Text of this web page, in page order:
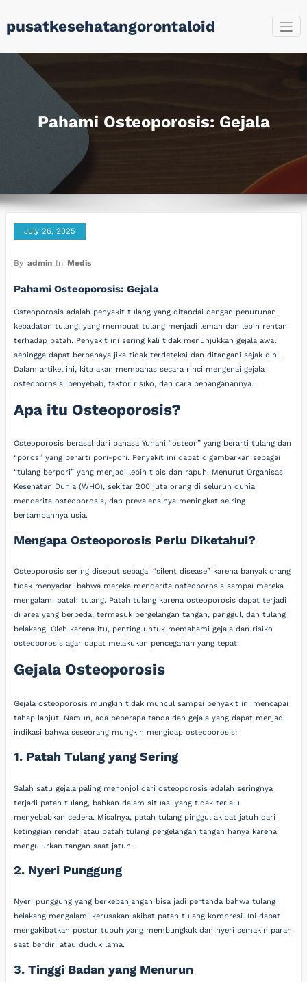
to
content
pusatkesehatangorontaloid
Pahami Osteoporosis: Gejala
July 26, 2025
By admin In Medis
Pahami Osteoporosis: Gejala
Osteoporosis adalah penyakit tulang yang ditandai dengan penurunan
kepadatan tulang, yang membuat tulang menjadi lemah dan lebih rentan
terhadap patah. Penyakit ini sering kali tidak menunjukkan gejala awal
sehingga dapat berbahaya jika tidak terdeteksi dan ditangani sejak dini.
Dalam artikel ini, kita akan membahas secara rinci mengenai gejala
osteoporosis, penyebab, faktor risiko, dan cara penanganannya.
Apa itu Osteoporosis?
Osteoporosis berasal dari bahasa Yunani “osteon” yang berarti tulang dan
“poros” yang berarti pori-pori. Penyakit ini dapat digambarkan sebagai
“tulang berpori” yang menjadi lebih tipis dan rapuh. Menurut Organisasi
Kesehatan Dunia (WHO), sekitar 200 juta orang di seluruh dunia
menderita osteoporosis, dan prevalensinya meningkat seiring
bertambahnya usia.
Mengapa Osteoporosis Perlu Diketahui?
Osteoporosis sering disebut sebagai “silent disease” karena banyak orang
tidak menyadari bahwa mereka menderita osteoporosis sampai mereka
mengalami patah tulang. Patah tulang karena osteoporosis dapat terjadi
di area yang berbeda, termasuk pergelangan tangan, panggul, dan tulang
belakang. Oleh karena itu, penting untuk memahami gejala dan risiko
osteoporosis agar dapat melakukan pencegahan yang tepat.
Gejala Osteoporosis
Gejala osteoporosis mungkin tidak muncul sampai penyakit ini mencapai
tahap lanjut. Namun, ada beberapa tanda dan gejala yang dapat menjadi
indikasi bahwa seseorang mungkin mengidap osteoporosis:
1. Patah Tulang yang Sering
Salah satu gejala paling menonjol dari osteoporosis adalah seringnya
terjadi patah tulang, bahkan dalam situasi yang tidak terlalu
menyebabkan cedera. Misalnya, patah tulang pinggul akibat jatuh dari
ketinggian rendah atau patah tulang pergelangan tangan hanya karena
mengulurkan tangan saat jatuh.
2. Nyeri Punggung
Nyeri punggung yang berkepanjangan bisa jadi pertanda bahwa tulang
belakang mengalami kerusakan akibat patah tulang kompresi. Ini dapat
mengakibatkan postur tubuh yang membungkuk dan nyeri semakin parah
saat berdiri atau duduk lama.
3. Tinggi Badan yang Menurun